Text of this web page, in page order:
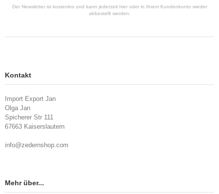
Der Newsletter ist kostenlos und kann jederzeit hier oder in Ihrem Kundenkonto wieder
abbestellt werden.
Kontakt
Import Export Jan
Olga Jan
Spicherer Str 111
67663 Kaiserslautern
info@zedernshop.com
Mehr über...